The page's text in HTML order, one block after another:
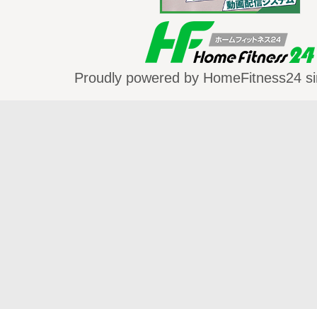
https://www.annapurna-asia.com
————————————————
Proudly powered by HomeFitness24